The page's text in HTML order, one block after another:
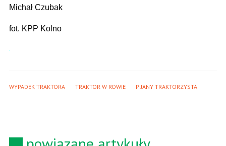
Michał Czubak
fot. KPP Kolno
WYPADEK TRAKTORA TRAKTOR W ROWIE PIJANY TRAKTORZYSTA